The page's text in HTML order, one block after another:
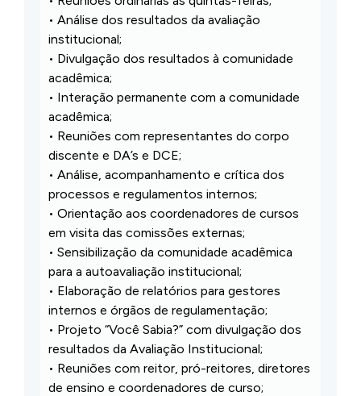
• Análise dos resultados da avaliação
institucional;
• Divulgação dos resultados à comunidade
acadêmica;
• Interação permanente com a comunidade
acadêmica;
• Reuniões com representantes do corpo
discente e DA’s e DCE;
• Análise, acompanhamento e crítica dos
processos e regulamentos internos;
• Orientação aos coordenadores de cursos
em visita das comissões externas;
• Sensibilização da comunidade acadêmica
para a autoavaliação institucional;
• Elaboração de relatórios para gestores
internos e órgãos de regulamentação;
• Projeto “Você Sabia?” com divulgação dos
resultados da Avaliação Institucional;
• Reuniões com reitor, pró-reitores, diretores
de ensino e coordenadores de curso;